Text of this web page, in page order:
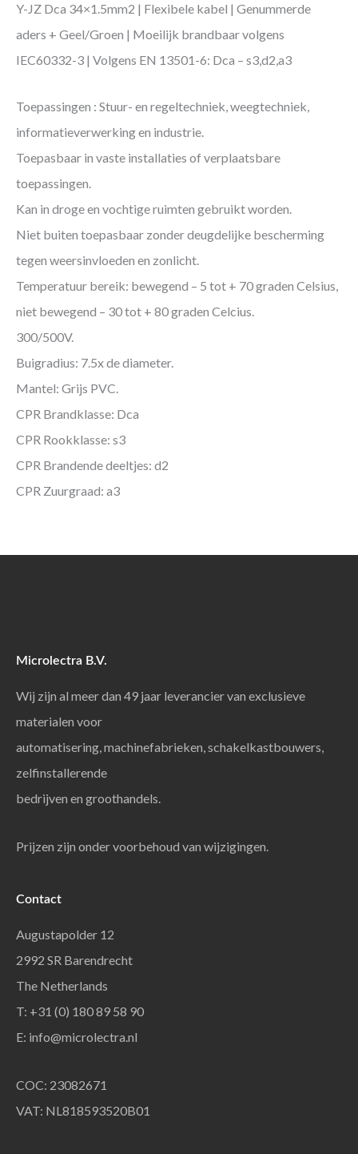
Y-JZ Dca 34×1.5mm2 | Flexibele kabel | Genummerde
aders + Geel/Groen | Moeilijk brandbaar volgens
IEC60332-3 | Volgens EN 13501-6: Dca – s3,d2,a3
Toepassingen : Stuur- en regeltechniek, weegtechniek,
informatieverwerking en industrie.
Toepasbaar in vaste installaties of verplaatsbare
toepassingen.
Kan in droge en vochtige ruimten gebruikt worden.
Niet buiten toepasbaar zonder deugdelijke bescherming
tegen weersinvloeden en zonlicht.
Temperatuur bereik: bewegend – 5 tot + 70 graden Celsius,
niet bewegend – 30 tot + 80 graden Celcius.
300/500V.
Buigradius: 7.5x de diameter.
Mantel: Grijs PVC.
CPR Brandklasse: Dca
CPR Rookklasse: s3
CPR Brandende deeltjes: d2
CPR Zuurgraad: a3
Microlectra B.V.
Wij zijn al meer dan 49 jaar leverancier van exclusieve
materialen voor
automatisering, machinefabrieken, schakelkastbouwers,
zelfinstallerende
bedrijven en groothandels.
Prijzen zijn onder voorbehoud van wijzigingen.
Contact
Augustapolder 12
2992 SR Barendrecht
The Netherlands
T: +31 (0) 180 89 58 90
E: info@microlectra.nl
COC: 23082671
VAT: NL818593520B01